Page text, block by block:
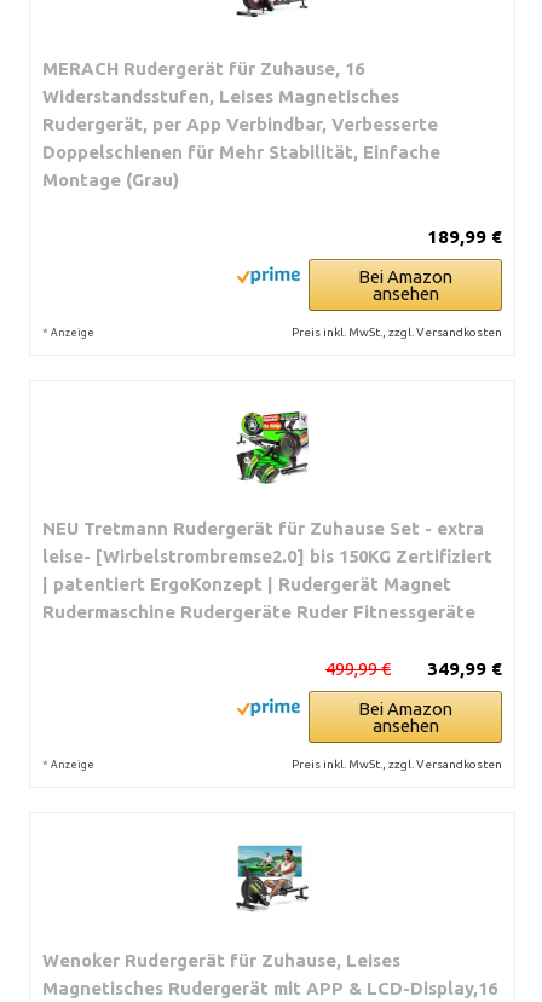
MERACH Rudergerät für Zuhause, 16
Widerstandsstufen, Leises Magnetisches
Rudergerät, per App Verbindbar, Verbesserte
Doppelschienen für Mehr Stabilität, Einfache
Montage (Grau)
189,99 €
Bei Amazon
ansehen
* Anzeige Preis inkl. MwSt., zzgl. Versandkosten
NEU Tretmann Rudergerät für Zuhause Set - extra
leise- [Wirbelstrombremse2.0] bis 150KG Zertifiziert
| patentiert ErgoKonzept | Rudergerät Magnet
Rudermaschine Rudergeräte Ruder Fitnessgeräte
349,99 €
499,99 €
Bei Amazon
ansehen
* Anzeige Preis inkl. MwSt., zzgl. Versandkosten
Wenoker Rudergerät für Zuhause, Leises
Magnetisches Rudergerät mit APP & LCD-Display,16